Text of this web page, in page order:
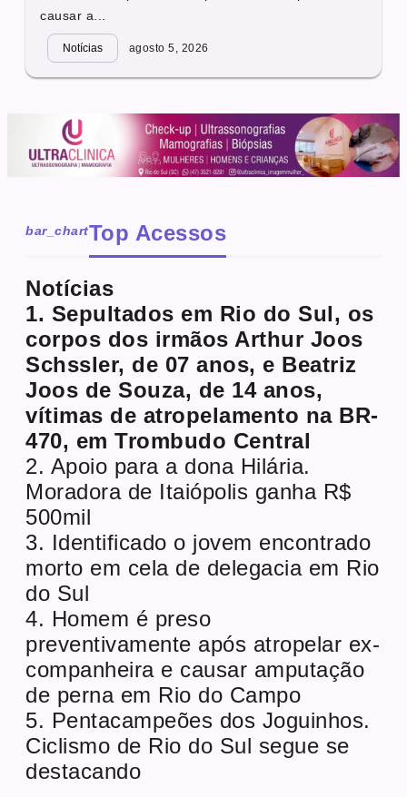
causar a...
Notícias agosto 5, 2026
bar_chartTop Acessos
Notícias
1. Sepultados em Rio do Sul, os
corpos dos irmãos Arthur Joos
Schssler, de 07 anos, e Beatriz
Joos de Souza, de 14 anos,
vítimas de atropelamento na BR-
470, em Trombudo Central
2. Apoio para a dona Hilária.
Moradora de Itaiópolis ganha R$
500mil
3. Identificado o jovem encontrado
morto em cela de delegacia em Rio
do Sul
4. Homem é preso
preventivamente após atropelar ex-
companheira e causar amputação
de perna em Rio do Campo
5. Pentacampeões dos Joguinhos.
Ciclismo de Rio do Sul segue se
destacando